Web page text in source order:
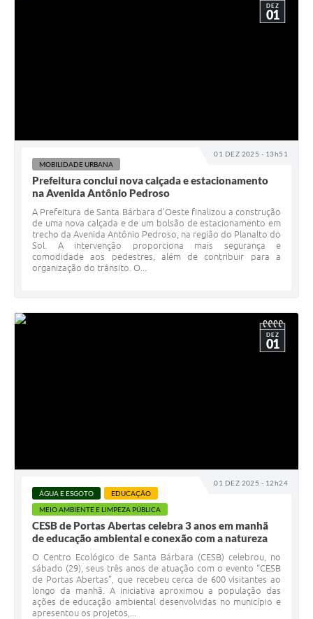
01 DEZ 2025 - 13h51
DEZ
01
MOBILIDADE URBANA
Prefeitura conclui nova calçada e estacionamento
na Avenida Antônio Pedroso
A Prefeitura de Santa Bárbara d’Oeste finalizou a construção
de uma nova calçada e de um bolsão de estacionamento em
trecho da Avenida Antônio Pedroso, na região do Planalto do
Sol. A intervenção proporciona mais segurança e
comodidade aos pedestres, além de contribuir para a
organização do trânsito. O...
01 DEZ 2025 - 12h24
DEZ
01
ÁGUA E ESGOTO
EDUCAÇÃO
MEIO AMBIENTE E LIMPEZA PÚBLICA
CESB de Portas Abertas celebra 3 anos em manhã
de educação ambiental e conexão com a natureza
O Centro Ecológico de Santa Bárbara (CESB) celebrou, no
sábado (29), seus três anos de atuação com o evento “CESB
de Portas Abertas”, que recebeu cerca de 600 visitantes ao
longo da manhã. A iniciativa aproximou a população das
ações de educação ambiental desenvolvidas no município e
apresentou os projetos,...